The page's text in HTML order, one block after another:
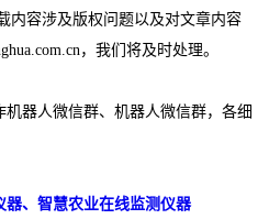
内容涉及版权问题以及对文章内容
，我们将及时处理。
机器人微信群、机器人微信群，各细
器、智慧农业在线监测仪器